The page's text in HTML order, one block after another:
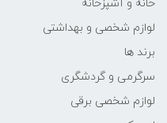
خانه و آشپزخانه
لوازم شخصی و بهداشتی
برند ها
سرگرمی و گردشگری
لوازم شخصی برقی